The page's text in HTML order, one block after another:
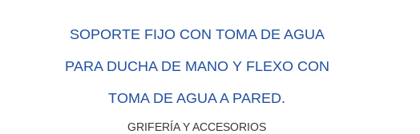
SOPORTE FIJO CON TOMA DE AGUA
PARA DUCHA DE MANO Y FLEXO CON
TOMA DE AGUA A PARED.
GRIFERÍA Y ACCESORIOS